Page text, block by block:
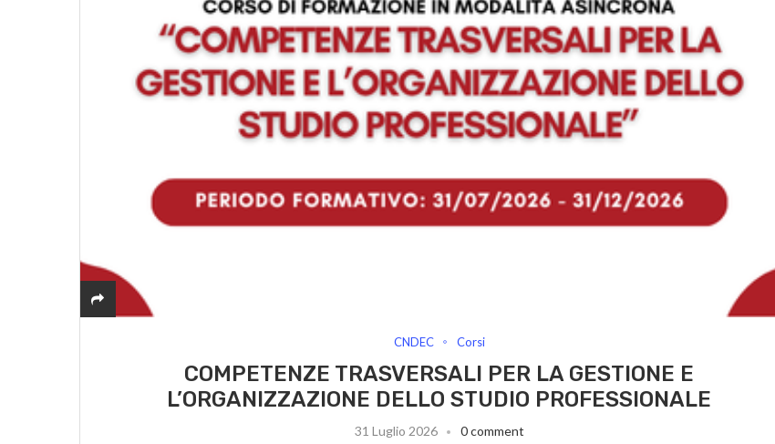
CNDEC Corsi
COMPETENZE TRASVERSALI PER LA GESTIONE E
L’ORGANIZZAZIONE DELLO STUDIO PROFESSIONALE
31 Luglio 2026 0 comment